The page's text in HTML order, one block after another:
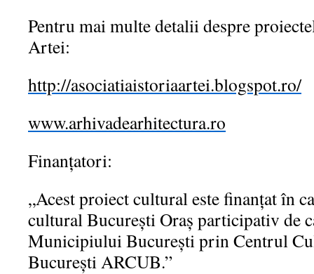
Pentru mai multe detalii despre
Artei:
http://asociatiaistoriaartei.blogspot.ro/
www.arhivadearhitectura.ro
Finanțatori:
„Acest proiect cultural este finanțat în
cultural București Oraș participativ de
Municipiului București prin Centrul
Bucureşti ARCUB.”